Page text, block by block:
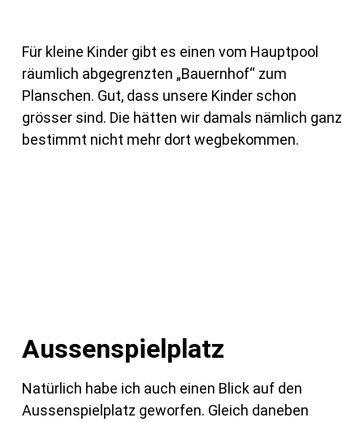
Für kleine Kinder gibt es einen vom Hauptpool
räumlich abgegrenzten „Bauernhof“ zum
Planschen. Gut, dass unsere Kinder schon
grösser sind. Die hätten wir damals nämlich ganz
bestimmt nicht mehr dort wegbekommen.
Aussenspielplatz
Natürlich habe ich auch einen Blick auf den
Aussenspielplatz geworfen. Gleich daneben